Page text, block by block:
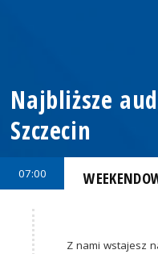
Najbliższe
Szczecin
07:00
Z nami wstajesz